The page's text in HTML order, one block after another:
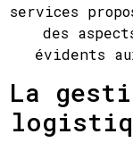
services
des
évidents
La